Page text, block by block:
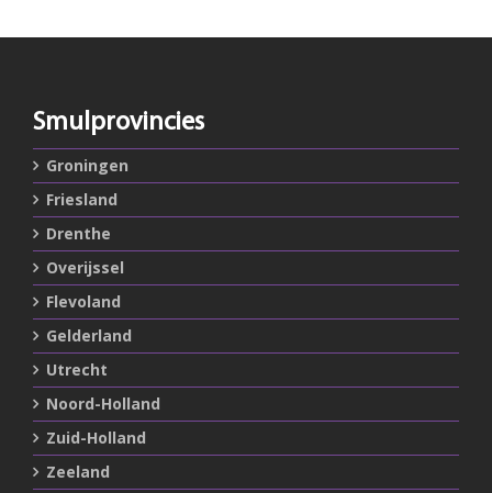
Smulprovincies
Groningen
Friesland
Drenthe
Overijssel
Flevoland
Gelderland
Utrecht
Noord-Holland
Zuid-Holland
Zeeland